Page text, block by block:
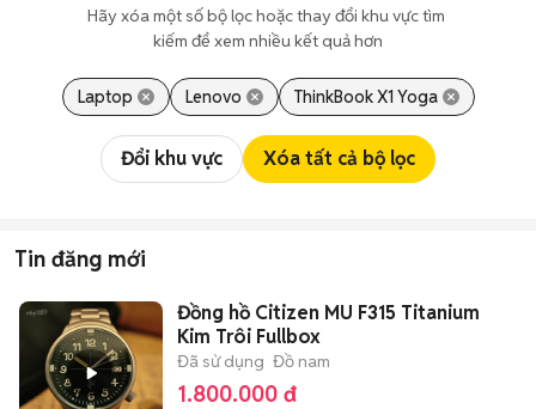
Hãy xóa một số bộ lọc hoặc thay đổi khu vực tìm
kiếm để xem nhiều kết quả hơn
Laptop Lenovo ThinkBook X1 Yoga
Đổi khu vực Xóa tất cả bộ lọc
Tin đăng mới
Đồng hồ Citizen MU F315 Titanium
Kim Trôi Fullbox
Đã sử dụng Đồ nam
1.800.000 đ